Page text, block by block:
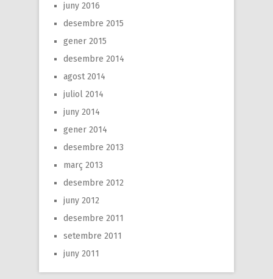
juny 2016
desembre 2015
gener 2015
desembre 2014
agost 2014
juliol 2014
juny 2014
gener 2014
desembre 2013
març 2013
desembre 2012
juny 2012
desembre 2011
setembre 2011
juny 2011